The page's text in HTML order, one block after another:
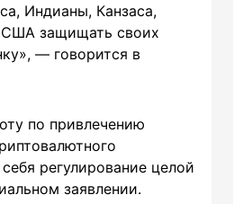
Индианы, Канзаса,
США защищать своих
— говорится в
по привлечению
регулирование целой
заявлении.